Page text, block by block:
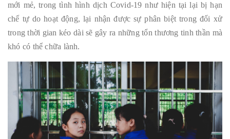
mới mẻ, trong tình hình dịch Covid-19 như hiện tại lại bị hạn
chế tự do hoạt động, lại nhận được sự phân biệt trong đối xử
trong thời gian kéo dài sẽ gây ra những tổn thương tinh thần mà
khó có thể chữa lành.